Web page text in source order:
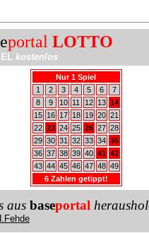
portal LOTTO
kostenlos
Nur 1 Spiel
1
2 3 4 5 6
7
8
9 10 11 12 13 14
15
16 17 18 19 20 21
22 23 24 25 26 27 28
29 30 31 32 33 34 35
36 37 38 39 40 41 42
43 44 45 46 47 48 49
6 Zahlen getippt!
aus baseportal